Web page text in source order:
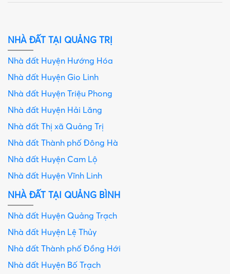
NHÀ ĐẤT TẠI QUẢNG TRỊ
Nhà đất Huyện Hướng Hóa
Nhà đất Huyện Gio Linh
Nhà đất Huyện Triệu Phong
Nhà đất Huyện Hải Lăng
Nhà đất Thị xã Quảng Trị
Nhà đất Thành phố Đông Hà
Nhà đất Huyện Cam Lộ
Nhà đất Huyện Vĩnh Linh
NHÀ ĐẤT TẠI QUẢNG BÌNH
Nhà đất Huyện Quảng Trạch
Nhà đất Huyện Lệ Thủy
Nhà đất Thành phố Đồng Hới
Nhà đất Huyện Bố Trạch